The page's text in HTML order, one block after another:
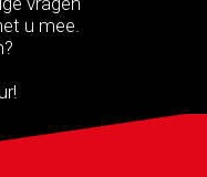
u mee.